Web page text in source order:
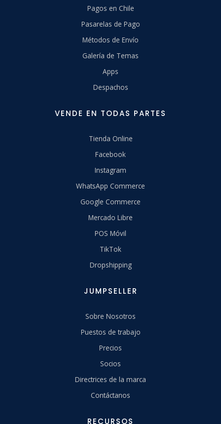
Pagos en Chile
Pasarelas de Pago
Métodos de Envío
Galería de Temas
Apps
Despachos
VENDE EN TODAS PARTES
Tienda Online
Facebook
Instagram
WhatsApp Commerce
Google Commerce
Mercado Libre
POS Móvil
TikTok
Dropshipping
JUMPSELLER
Sobre Nosotros
Puestos de trabajo
Precios
Socios
Directrices de la marca
Contáctanos
RECURSOS